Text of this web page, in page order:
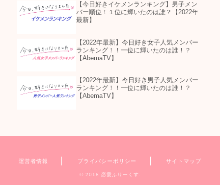
【今日好きイケメンランキング】男子メン
バー順位！１位に輝いたのは誰？【2022年
最新】
【2022年最新】今日好き女子人気メンバー
ランキング！！一位に輝いたのは誰！？
【AbemaTV】
【2022年最新】今日好き男子人気メンバー
ランキング！！一位に輝いたのは誰！？
【AbemaTV】
運営者情報 プライバシーポリシー サイトマップ
© 2018 恋愛ふりーくす.